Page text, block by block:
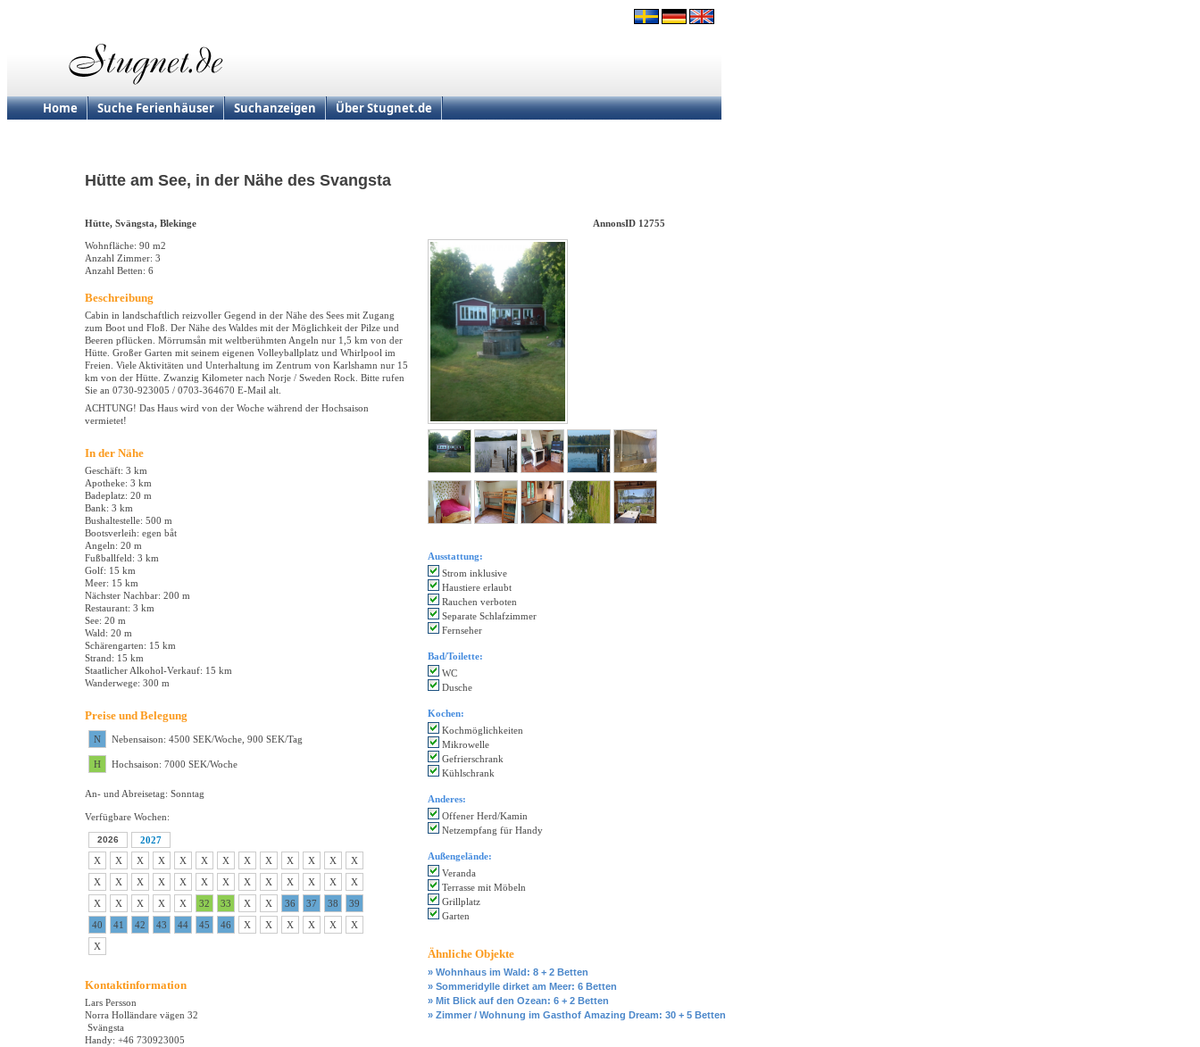
Home Suche Ferienhäuser Suchanzeigen Über Stugnet.de
Hütte am See, in der Nähe des Svangsta
Hütte, Svängsta, Blekinge AnnonsID 12755
Wohnfläche: 90 m2
Anzahl Zimmer: 3
Anzahl Betten: 6
Beschreibung
Cabin in landschaftlich reizvoller Gegend in der Nähe des Sees mit Zugang
zum Boot und Floß. Der Nähe des Waldes mit der Möglichkeit der Pilze und
Beeren pflücken. Mörrumsån mit weltberühmten Angeln nur 1,5 km von der
Hütte. Großer Garten mit seinem eigenen Volleyballplatz und Whirlpool im
Freien. Viele Aktivitäten und Unterhaltung im Zentrum von Karlshamn nur 15
km von der Hütte. Zwanzig Kilometer nach Norje / Sweden Rock. Bitte rufen
Sie an 0730-923005 / 0703-364670 E-Mail alt.
ACHTUNG! Das Haus wird von der Woche während der Hochsaison
vermietet!
In der Nähe
Geschäft: 3 km
Apotheke: 3 km
Badeplatz: 20 m
Bank: 3 km
Bushaltestelle: 500 m
Bootsverleih: egen båt
Angeln: 20 m
Fußballfeld: 3 km
Golf: 15 km
Meer: 15 km
Nächster Nachbar: 200 m
Restaurant: 3 km
See: 20 m
Wald: 20 m
Schärengarten: 15 km
Strand: 15 km
Staatlicher Alkohol-Verkauf: 15 km
Wanderwege: 300 m
Preise und Belegung
N Nebensaison: 4500 SEK/Woche, 900 SEK/Tag
H Hochsaison: 7000 SEK/Woche
An- und Abreisetag: Sonntag
Verfügbare Wochen:
2026
2027
X
X X X X X X X X X X X
X
X
X X X X X X X X X X X
X
X
X X X X 32 33 X X 36 37 38
39
40
41 42 43 44 45 46 X X X X X
X
X
Kontaktinformation
Lars Persson
Norra Holländare vägen 32
Svängsta
Handy: +46 730923005
Ausstattung:
Strom inklusive
Haustiere erlaubt
Rauchen verboten
Separate Schlafzimmer
Fernseher
Bad/Toilette:
WC
Dusche
Kochen:
Kochmöglichkeiten
Mikrowelle
Gefrierschrank
Kühlschrank
Anderes:
Offener Herd/Kamin
Netzempfang für Handy
Außengelände:
Veranda
Terrasse mit Möbeln
Grillplatz
Garten
Ähnliche Objekte
» Wohnhaus im Wald: 8 + 2 Betten
» Sommeridylle dirket am Meer: 6 Betten
» Mit Blick auf den Ozean: 6 + 2 Betten
» Zimmer / Wohnung im Gasthof Amazing Dream: 30 + 5 Betten